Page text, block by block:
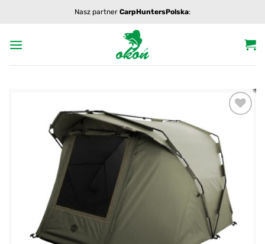
Nasz partner CarpHuntersPolska: